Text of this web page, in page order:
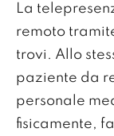
La
remoto
trovi. Allo
paziente da
personale
fisicamente,